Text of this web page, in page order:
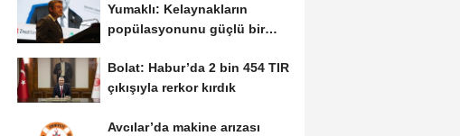
Yumaklı: Kelaynakların
popülasyonunu güçlü bir
Bolat: Habur’da 2 bin 454 TIR
çıkışıyla rerkor kırdık
Avcılar’da makine arızası